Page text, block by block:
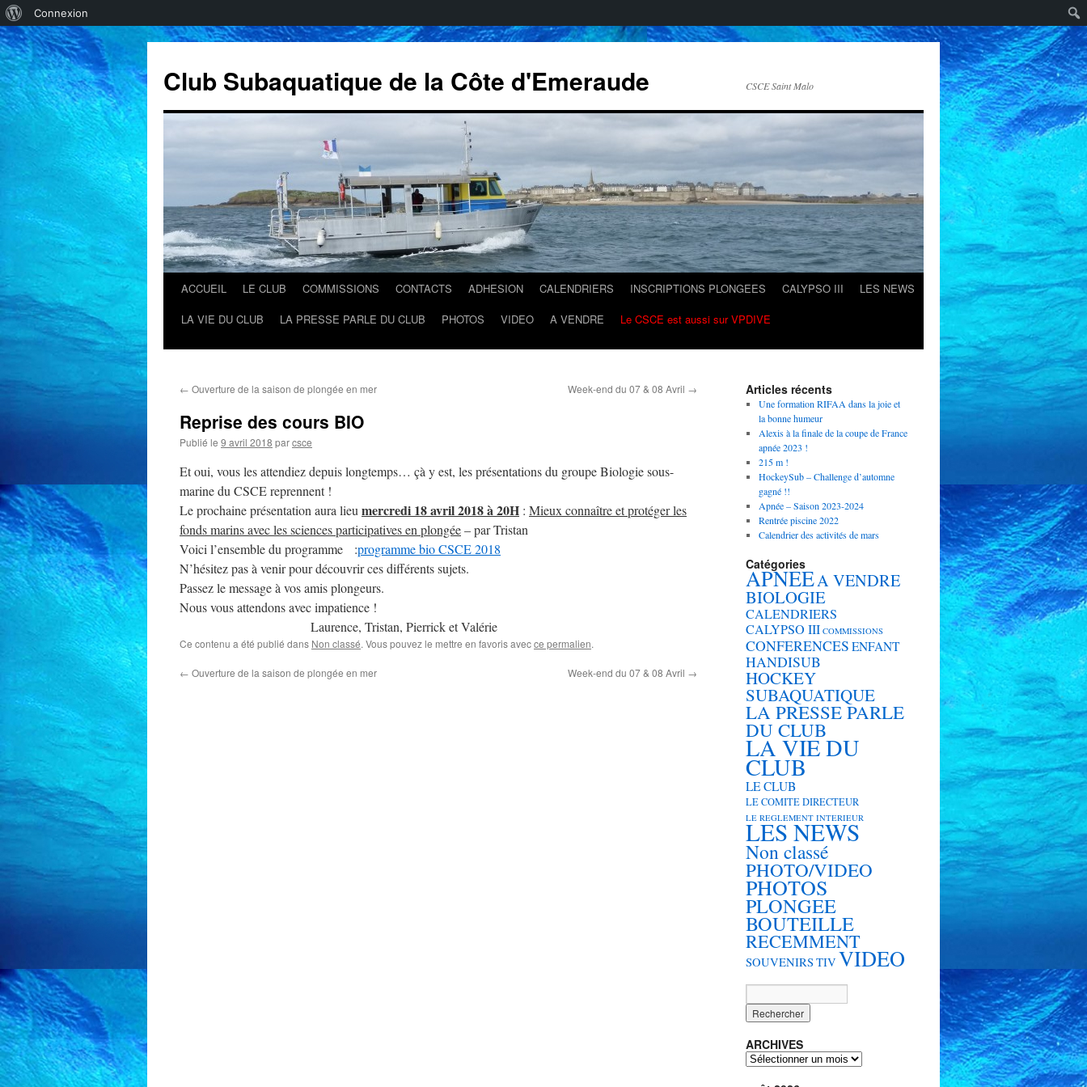
propos
de
WordPress
Connexion
Club Subaquatique de la Côte d'Emeraude CSCE Saint Malo
Aller
contenu
ACCUEIL LE CLUB COMMISSIONS CONTACTS ADHESION CALENDRIERS INSCRIPTIONS PLONGEES CALYPSO III
LES NEWS
LA VIE DU CLUB
LA PRESSE PARLE DU CLUB PHOTOS VIDEO A VENDRE Le CSCE est aussi sur VPDIVE
← Ouverture de la saison de plongée en mer Week-end du 07 & 08 Avril →
Reprise des cours BIO
Publié le 9 avril 2018 parcsce
Et oui, vous les attendiez depuis longtemps… çà y est, les présentations du groupe Biologie sous-
marine du CSCE reprennent !
Le prochaine présentation aura lieu mercredi 18 avril 2018 à 20H : Mieux connaître et protéger les
fonds marins avec les sciences participatives en plongée– par Tristan
Voici l’ensemble du programme :programme bio CSCE 2018
N’hésitez pas à venir pour découvrir ces différents sujets.
Passez le message à vos amis plongeurs.
Nous vous attendons avec impatience !
Laurence, Tristan, Pierrick et Valérie
Ce contenu a été publié dans Non classé. Vous pouvez le mettre en favoris avecce permalien.
← Ouverture de la saison de plongée en mer Week-end du 07 & 08 Avril →
Articles récents
Une formation RIFAA dans la joie et
la bonne humeur
Alexis à la finale de la coupe de France
apnée 2023 !
215 m !
HockeySub – Challenge d’automne
gagné !!
Apnée – Saison 2023-2024
Rentrée piscine 2022
Calendrier des activités de mars
Catégories
APNEEA VENDRE
BIOLOGIE
CALENDRIERS
CALYPSO III COMMISSIONS
CONFERENCES ENFANT
HANDISUB
HOCKEY
SUBAQUATIQUE
LA PRESSE PARLE
DU CLUB
LA VIE DU
CLUB
LE CLUB
LE COMITE DIRECTEUR
LE REGLEMENT INTERIEUR
LES NEWS
Non classé
PHOTO/VIDEO
PHOTOS
PLONGEE
BOUTEILLE
RECEMMENT
SOUVENIRSTIV VIDEO
ARCHIVES
ARCHIVES